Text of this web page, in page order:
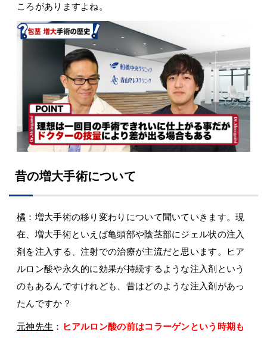
ころがありますよね。
昔の増大手術について
橘 ：増大手術の移り変わりについて聞いていきます。現
在、増大手術といえば亀頭部や陰茎部にジェル状の注入
剤を注入する、注射での治療が主流だと思います。ヒア
ルロン酸や永久的に効果が持続するような注入剤という
のもあるんですけれども、昔はどのような注入剤があっ
たんですか？
元神先生 ： ヒアルロン酸の前はコラーゲンという時期も